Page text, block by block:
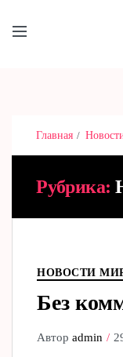
Главная
Рубрика:
НОВОСТИ
Без
Авторadmin